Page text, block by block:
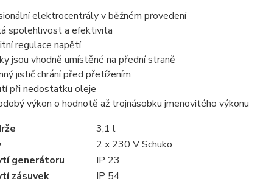
elektrocentrály v běžném provedení
spolehlivost a efektivita
regulace napětí
jsou vhodně umístěné na přední straně
jistič chrání před přetížením
při nedostatku oleje
výkon o hodnotě až trojnásobku jmenovitého výkonu
3,1 l
2 x 230 V Schuko
generátoru
IP 23
zásuvek
IP 54